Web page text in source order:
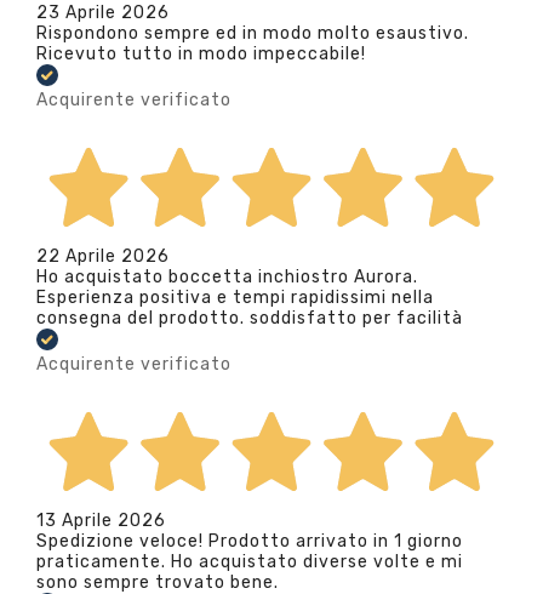
23 Aprile 2026
Rispondono sempre ed in modo molto esaustivo.
Ricevuto tutto in modo impeccabile!
Acquirente verificato
22 Aprile 2026
Ho acquistato boccetta inchiostro Aurora.
Esperienza positiva e tempi rapidissimi nella
consegna del prodotto. soddisfatto per facilità
Acquirente verificato
13 Aprile 2026
Spedizione veloce! Prodotto arrivato in 1 giorno
praticamente. Ho acquistato diverse volte e mi
sono sempre trovato bene.